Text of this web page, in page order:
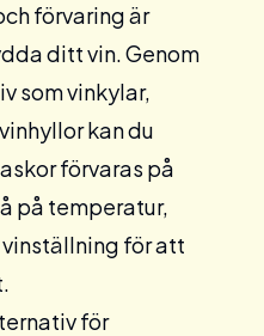
förvaring är
ditt vin. Genom
somvinkylar,
vinhyllorkan du
förvaras på
på temperatur,
för att
för